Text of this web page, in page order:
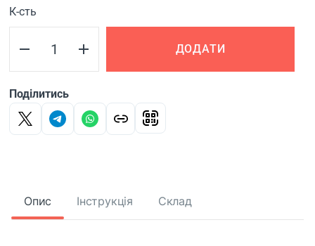
К-сть
ДОДАТИ
Поділитись
Опис Інструкція Склад